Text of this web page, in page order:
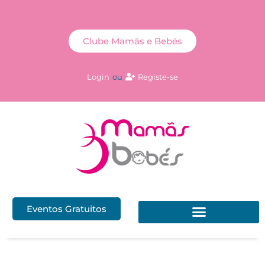
Login ou Registe-se
Clube Mamãs e Bebés
Eventos Gratuitos